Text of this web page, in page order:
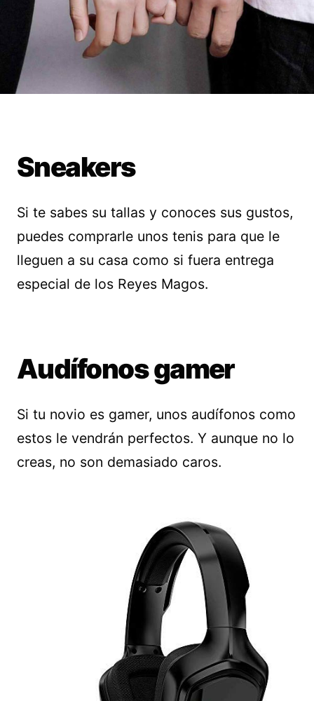
Sneakers
Si te sabes su tallas y conoces sus gustos,
puedes comprarle unos tenis para que le
lleguen a su casa como si fuera entrega
especial de los Reyes Magos.
Audífonos gamer
Si tu novio es gamer, unos audífonos como
estos le vendrán perfectos. Y aunque no lo
creas, no son demasiado caros.